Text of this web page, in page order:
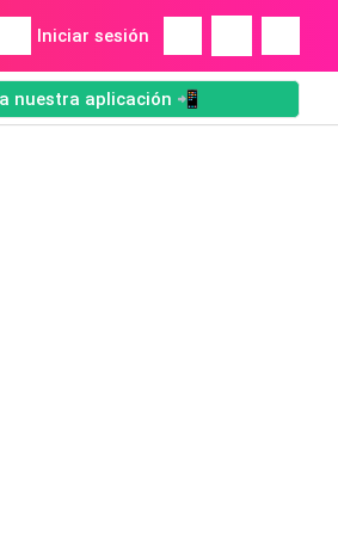
Iniciar sesión
nuestra aplicación 📲